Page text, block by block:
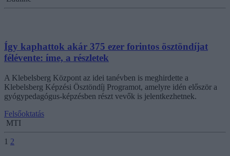
Így kaphattok akár 375 ezer forintos ösztöndíjat
félévente: íme, a részletek
A Klebelsberg Központ az idei tanévben is meghirdette a
Klebelsberg Képzési Ösztöndíj Programot, amelyre idén először a
gyógypedagógus-képzésben részt vevők is jelentkezhetnek.
Felsőoktatás
MTI
1 2